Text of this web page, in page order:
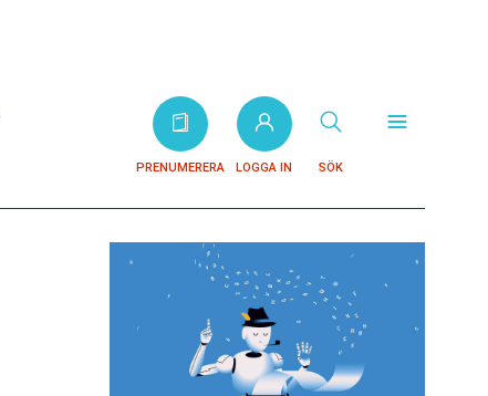
PRENUMERERA LOGGA IN SÖK